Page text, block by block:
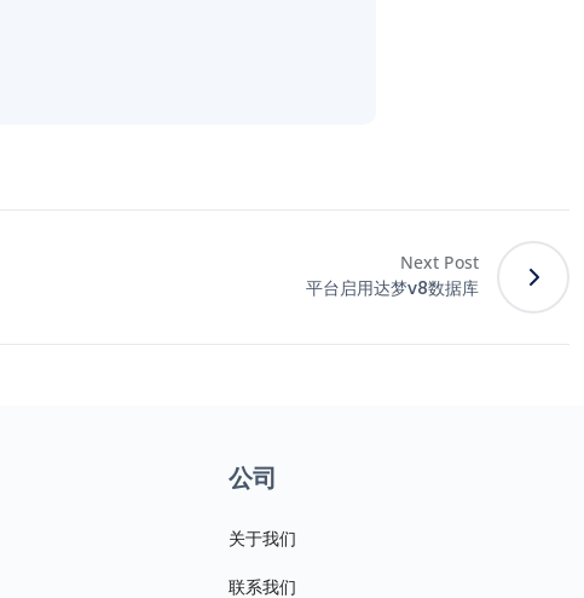
Next Post
平台启用达梦v8数据库
公司
关于我们
联系我们